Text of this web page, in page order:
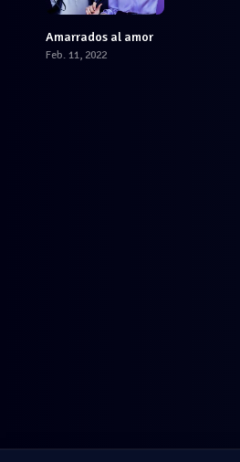
6.3
Amarrados al amor
Feb. 11, 2022